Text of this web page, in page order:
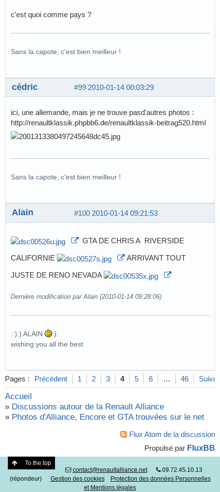
c'est quoi comme pays ?
Sans la capote, c'est bien meilleur !
#99 2010-01-14 00:03:29
cédric
ici, une allemande, mais je ne trouve pasd'autres photos :
http://renaultklassik.phpbb6.de/renaultklassik-beitrag520.html
Sans la capote, c'est bien meilleur !
#100 2010-01-14 09:21:53
Alain
GTA DE CHRIS A RIVERSIDE
CALIFORNIE ARRIVANT TOUT
JUSTE DE RENO NEVADA
Dernière modification par Alain (2010-01-14 09:28:06)
::):) ALAIN
:):
wishing you all the best
Pages : Précédent 1 2 3 4 5 6 … 46
Accueil
» Discussions autour de la Renault Alliance
» Photos d'Alliance, Encore et GTA trouvées sur le net
Flux Atom de la discussion
Propulsé par FluxBB
To the top
contact@renaultalliance.net
09.72.45.10.13
(répondeur) Gestion des cookies
Protection des données Personnelles
et Mentions légales